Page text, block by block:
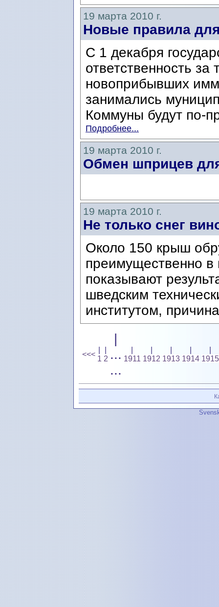
19 марта 2010 г.
Новые правила
С 1 декабря
ответственность за
новоприбывших
занимались
Коммуны будут по-
Подробнее...
19 марта 2010 г.
Обмен шприцев
19 марта 2010 г.
Не только снег
Около 150 крыш
преимущественно
показывают
шведским
институтом,
<<<
1 2
|
...
...
1911 1912 1913 1914 1915